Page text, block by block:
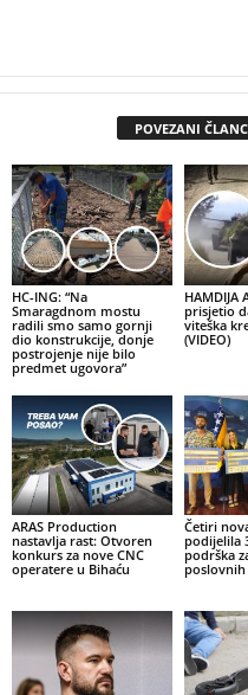
POVEZANI
HC-ING: “Na
Smaragdnom mostu
radili smo samo gornji
dio konstrukcije, donje
postrojenje nije bilo
predmet ugovora”
HAMDIJA
prisjetio
viteška
(VIDEO)
ARAS Production
nastavlja rast: Otvoren
konkurs za nove CNC
operatere u Bihaću
Četiri
podijelila
podrška